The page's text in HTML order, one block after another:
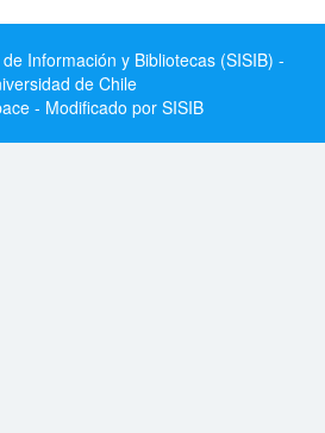
Información y Bibliotecas (SISIB) -
de Chile
- Modificado por SISIB